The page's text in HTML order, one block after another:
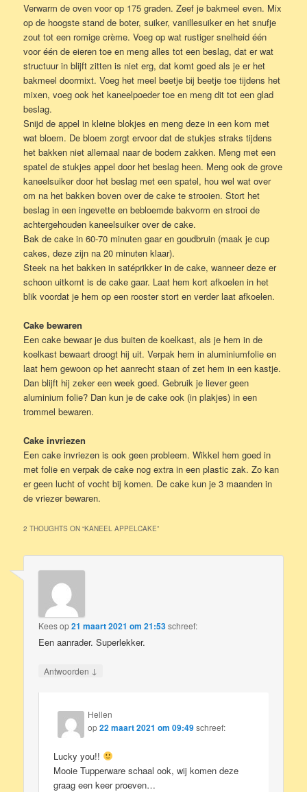
Verwarm de oven voor op 175 graden. Zeef je bakmeel even. Mix
op de hoogste stand de boter, suiker, vanillesuiker en het snufje
zout tot een romige crème. Voeg op wat rustiger snelheid één
voor één de eieren toe en meng alles tot een beslag, dat er wat
structuur in blijft zitten is niet erg, dat komt goed als je er het
bakmeel doormixt. Voeg het meel beetje bij beetje toe tijdens het
mixen, voeg ook het kaneelpoeder toe en meng dit tot een glad
beslag.
Snijd de appel in kleine blokjes en meng deze in een kom met
wat bloem. De bloem zorgt ervoor dat de stukjes straks tijdens
het bakken niet allemaal naar de bodem zakken. Meng met een
spatel de stukjes appel door het beslag heen. Meng ook de grove
kaneelsuiker door het beslag met een spatel, hou wel wat over
om na het bakken boven over de cake te strooien. Stort het
beslag in een ingevette en bebloemde bakvorm en strooi de
achtergehouden kaneelsuiker over de cake.
Bak de cake in 60-70 minuten gaar en goudbruin (maak je cup
cakes, deze zijn na 20 minuten klaar).
Steek na het bakken in satéprikker in de cake, wanneer deze er
schoon uitkomt is de cake gaar. Laat hem kort afkoelen in het
blik voordat je hem op een rooster stort en verder laat afkoelen.
Cake bewaren
Een cake bewaar je dus buiten de koelkast, als je hem in de
koelkast bewaart droogt hij uit. Verpak hem in aluminiumfolie en
laat hem gewoon op het aanrecht staan of zet hem in een kastje.
Dan blijft hij zeker een week goed. Gebruik je liever geen
aluminium folie? Dan kun je de cake ook (in plakjes) in een
trommel bewaren.
Cake invriezen
Een cake invriezen is ook geen probleem. Wikkel hem goed in
met folie en verpak de cake nog extra in een plastic zak. Zo kan
er geen lucht of vocht bij komen. De cake kun je 3 maanden in
de vriezer bewaren.
2 THOUGHTS ON “KANEEL APPELCAKE”
Keesop21 maart 2021 om 21:53schreef:
Een aanrader. Superlekker.
Antwoorden ↓
Hellen
op22 maart 2021 om 09:49schreef:
Lucky you!!
Mooie Tupperware schaal ook, wij komen deze
graag een keer proeven…